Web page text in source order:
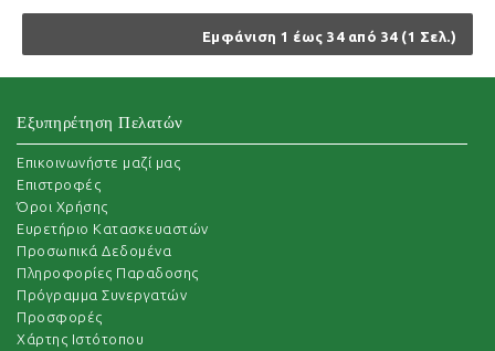
Εμφάνιση 1 έως 34 από 34 (1 Σελ.)
Εξυπηρέτηση Πελατών
Επικοινωνήστε μαζί μας
Επιστροφές
Όροι Χρήσης
Ευρετήριο Κατασκευαστών
Προσωπικά Δεδομένα
Πληροφορίες Παραδοσης
Πρόγραμμα Συνεργατών
Προσφορές
Χάρτης Ιστότοπου